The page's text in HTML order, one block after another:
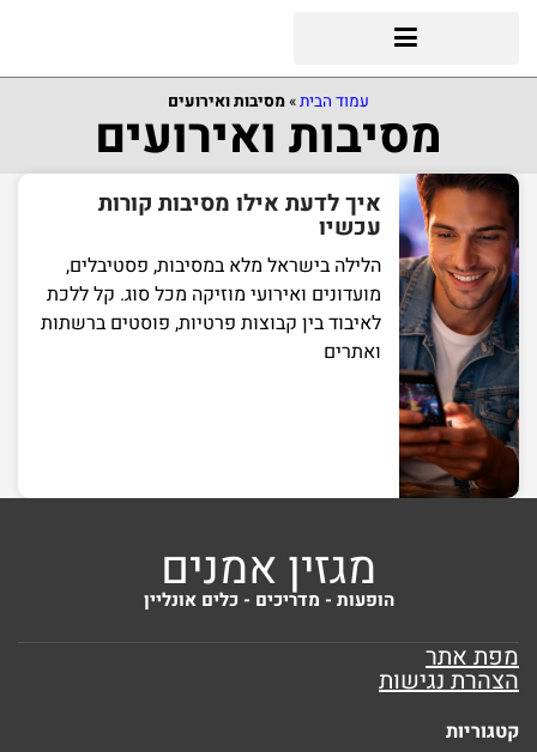
עמוד הבית»מסיבות ואירועים
מסיבות ואירועים
איך לדעת אילו מסיבות קורות
עכשיו
הלילה בישראל מלא במסיבות, פסטיבלים,
מועדונים ואירועי מוזיקה מכל סוג. קל ללכת
לאיבוד בין קבוצות פרטיות, פוסטים ברשתות
ואתרים
מגזין אמנים
הופעות - מדריכים - כלים אונליין
מפת אתר
הצהרת נגישות
קטגוריות